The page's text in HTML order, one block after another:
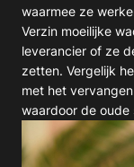
waarmee ze
Verzin moeilijke
leverancier of ze
zetten. Vergelijk
met het
waardoor de oude